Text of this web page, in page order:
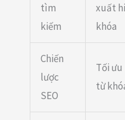
tìm
kiếm
xuất
khóa
Chiến
lược
SEO
Tối ưu
từ